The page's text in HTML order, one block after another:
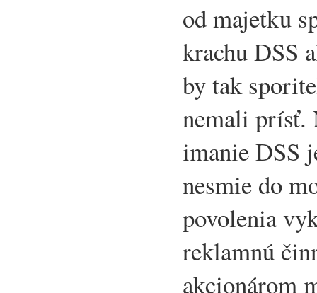
od majetku
krachu DSS
by tak
nemali prísť.
imanie DSS
nesmie do
povolenia
reklamnú
akcionárom